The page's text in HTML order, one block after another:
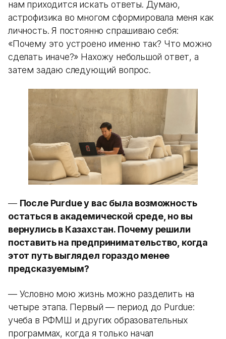
нам приходится искать ответы. Думаю,
астрофизика во многом сформировала меня как
личность. Я постоянно спрашиваю себя:
«Почему это устроено именно так? Что можно
сделать иначе?» Нахожу небольшой ответ, а
затем задаю следующий вопрос.
— После Purdue у вас была возможность
остаться в академической среде, но вы
вернулись в Казахстан. Почему решили
поставить на предпринимательство, когда
этот путь выглядел гораздо менее
предсказуемым?
— Условно мою жизнь можно разделить на
четыре этапа. Первый — период до Purdue:
учеба в РФМШ и других образовательных
программах, когда я только начал